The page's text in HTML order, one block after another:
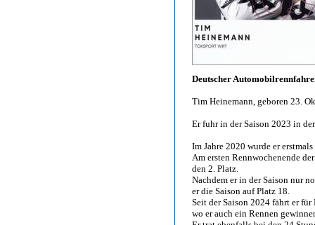
Deutscher
Tim Heinemann, geboren 23.
Er fuhr in der Saison 2023 in
Im Jahre 2020 wurde er
Am ersten Rennwochenende
den 2. Platz.
Nachdem er in der Saison nur
er die Saison auf Platz 18.
Seit der Saison 2024 fährt er
wo er auch ein Rennen